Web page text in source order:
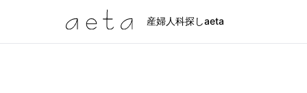
産婦人科探しaeta